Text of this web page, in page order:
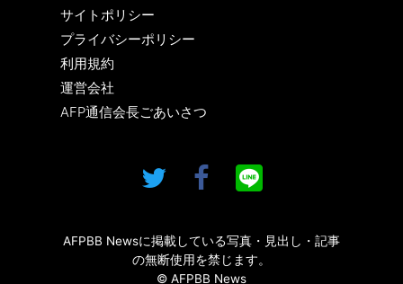
サイトポリシー
プライバシーポリシー
利用規約
運営会社
AFP通信会長ごあいさつ
AFPBB Newsに掲載している写真・見出し・記事
の無断使用を禁じます。
© AFPBB News